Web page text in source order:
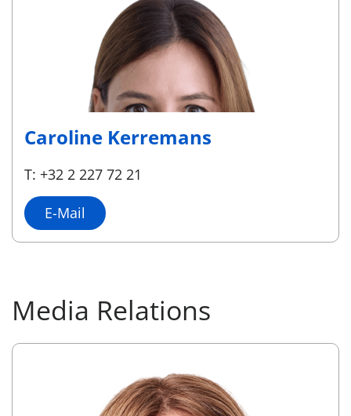
Caroline Kerremans
T: +32 2 227 72 21
E-Mail
Media Relations